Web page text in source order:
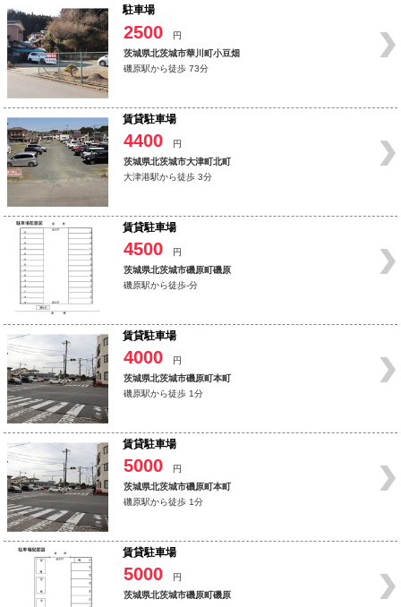
駐車場
2500
円
茨城県北茨城市華川町小豆畑
磯原駅から徒歩 73分
賃貸駐車場
4400
円
茨城県北茨城市大津町北町
大津港駅から徒歩 3分
賃貸駐車場
4500
円
茨城県北茨城市磯原町磯原
磯原駅から徒歩-分
賃貸駐車場
4000
円
茨城県北茨城市磯原町本町
磯原駅から徒歩 1分
賃貸駐車場
5000
円
茨城県北茨城市磯原町本町
磯原駅から徒歩 1分
賃貸駐車場
5000
円
茨城県北茨城市磯原町磯原